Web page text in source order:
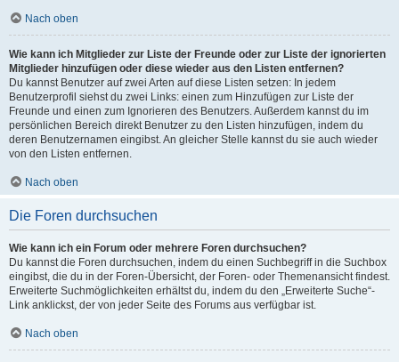
Nach oben
Wie kann ich Mitglieder zur Liste der Freunde oder zur Liste der ignorierten
Mitglieder hinzufügen oder diese wieder aus den Listen entfernen?
Du kannst Benutzer auf zwei Arten auf diese Listen setzen: In jedem
Benutzerprofil siehst du zwei Links: einen zum Hinzufügen zur Liste der
Freunde und einen zum Ignorieren des Benutzers. Außerdem kannst du im
persönlichen Bereich direkt Benutzer zu den Listen hinzufügen, indem du
deren Benutzernamen eingibst. An gleicher Stelle kannst du sie auch wieder
von den Listen entfernen.
Nach oben
Die Foren durchsuchen
Wie kann ich ein Forum oder mehrere Foren durchsuchen?
Du kannst die Foren durchsuchen, indem du einen Suchbegriff in die Suchbox
eingibst, die du in der Foren-Übersicht, der Foren- oder Themenansicht findest.
Erweiterte Suchmöglichkeiten erhältst du, indem du den „Erweiterte Suche“-
Link anklickst, der von jeder Seite des Forums aus verfügbar ist.
Nach oben